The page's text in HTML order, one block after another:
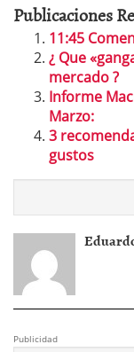
Publicaciones
11:45
¿ Que
mercado ?
Informe
Marzo:
3
gustos
Publicidad